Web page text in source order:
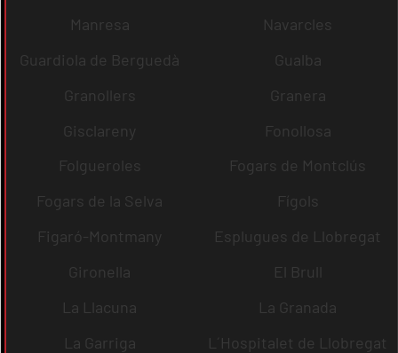
Manresa
Navarcles
Guardiola de Berguedà
Gualba
Granollers
Granera
Gisclareny
Fonollosa
Folgueroles
Fogars de Montclús
Fogars de la Selva
Fígols
Figaró-Montmany
Esplugues de Llobregat
Gironella
El Brull
La Llacuna
La Granada
La Garriga
L´Hospitalet de Llobregat